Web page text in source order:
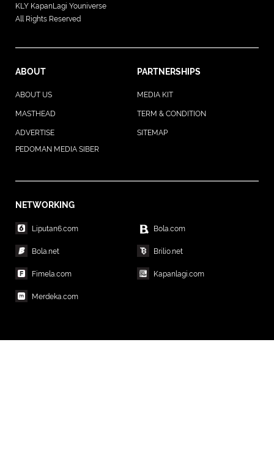
KLY KapanLagi Youniverse
All Rights Reserved
ABOUT PARTNERSHIPS
ABOUT US MEDIA KIT
MASTHEAD TERM & CONDITION
ADVERTISE
SITEMAP
PEDOMAN MEDIA SIBER
NETWORKING
Liputan6.com Bola.com
Bola.net Brilio.net
Fimela.com Kapanlagi.com
Merdeka.com